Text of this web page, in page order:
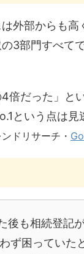
外部からも高
3部門すべて
倍だった」と
という点は見
ドリサーチ・
後も相続登記
ず困っていた